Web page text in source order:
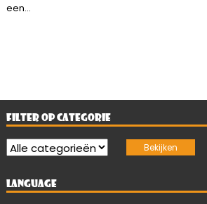
een...
FILTER OP CATEGORIE
LANGUAGE